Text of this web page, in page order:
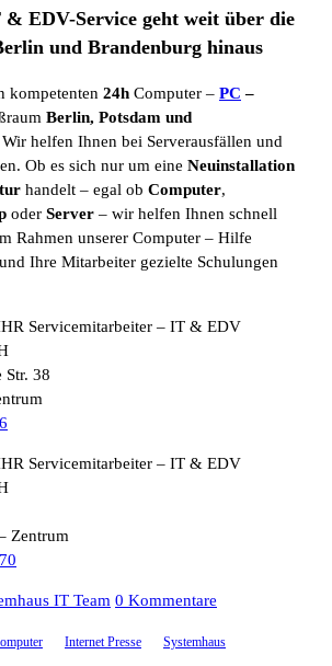
EDV-Service geht weit über die
und Brandenburg hinaus
kompetenten 24h Computer – PC –
Berlin, Potsdam und
helfen Ihnen bei Serverausfällen und
Ob es sich nur um eine Neuinstallation
handelt – egal ob Computer,
oder Server – wir helfen Ihnen schnell
Rahmen unserer Computer – Hilfe
Ihre Mitarbeiter gezielte Schulungen
Servicemitarbeiter – IT & EDV
Str. 38
Servicemitarbeiter – IT & EDV
Zentrum
IT Team 0 Kommentare
Internet Presse Systemhaus